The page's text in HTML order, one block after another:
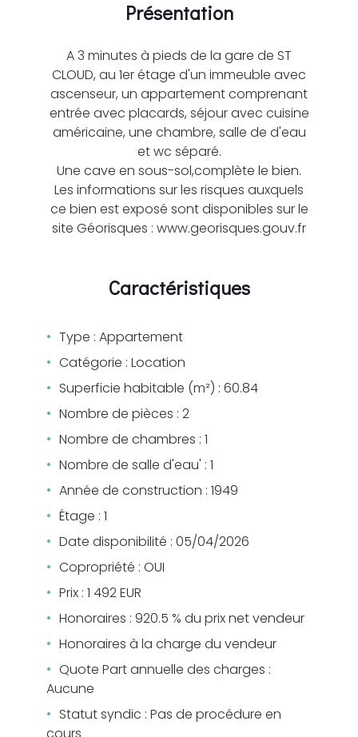
Présentation
A 3 minutes à pieds de la gare de ST
CLOUD, au 1er étage d'un immeuble avec
ascenseur, un appartement comprenant
entrée avec placards, séjour avec cuisine
américaine, une chambre, salle de d'eau
et wc séparé.
Une cave en sous-sol,complète le bien.
Les informations sur les risques auxquels
ce bien est exposé sont disponibles sur le
site Géorisques : www.georisques.gouv.fr
Caractéristiques
Type : Appartement
Catégorie : Location
Superficie habitable (m²) : 60.84
Nombre de pièces : 2
Nombre de chambres : 1
Nombre de salle d'eau' : 1
Année de construction : 1949
Étage : 1
Date disponibilité : 05/04/2026
Copropriété : OUI
Prix : 1 492 EUR
Honoraires : 920.5 % du prix net vendeur
Honoraires à la charge du vendeur
Quote Part annuelle des charges :
Aucune
Statut syndic : Pas de procédure en